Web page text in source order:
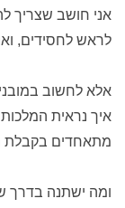
אני חושב שצריך
לראש לחסידים,
אלא לחשוב
איך נראית
מתאחדים בקבלת
ומה ישתנה בדרך